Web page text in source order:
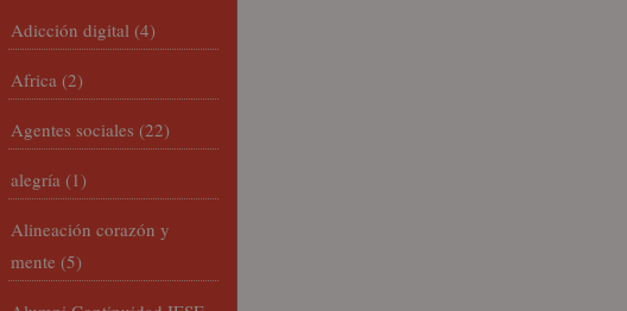
Adicción digital (4)
Africa (2)
Agentes sociales (22)
alegría (1)
Alineación corazón y
mente (5)